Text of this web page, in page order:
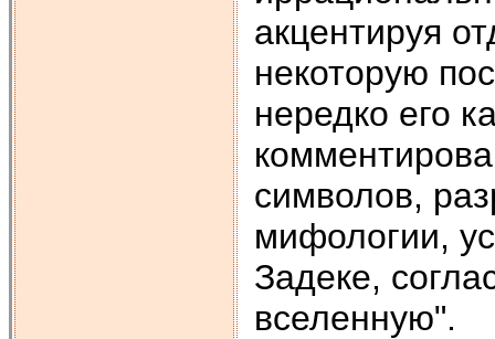
акцентируя
некоторую
нередко его
символов,
мифологии,
Задеке,
вселенную".